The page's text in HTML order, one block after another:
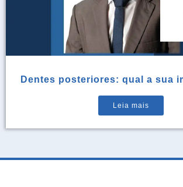
Dentes posteriores: qual a sua
Leia mais